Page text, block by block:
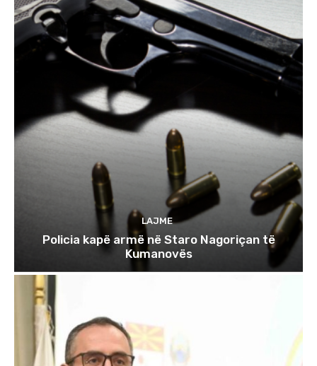
LAJME
Policia kapë armë në Staro Nagoriçan të
Kumanovës